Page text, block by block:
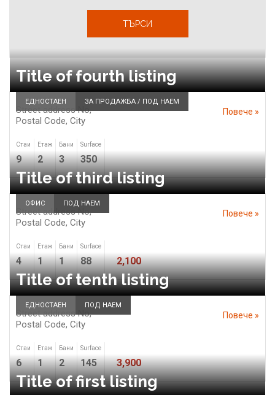
ЕДНОСТАЕН ЗА ПРОДАЖБА / ПОД НАЕМ
Title of fourth listing
Street address No,
Postal Code, City
Повече »
Стаи
9
Етаж
2
Бани
3
Surface
350
ОФИС ПОД НАЕМ
Title of third listing
Street address No,
Postal Code, City
Повече »
Стаи
4
Етаж
1
Бани
1
Surface
88 2,100
ЕДНОСТАЕН ПОД НАЕМ
Title of tenth listing
Street address No,
Postal Code, City
Повече »
Стаи
6
Етаж
1
Бани
2
Surface
145 3,900
Title of first listing